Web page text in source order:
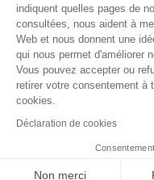
indiquent quelles pages de
consultées, nous aident à
Web et nous donnent une
qui nous permet d'améliorer
Vous pouvez accepter ou
retirer votre consentement à
cookies.
Déclaration de cookies
Non merci